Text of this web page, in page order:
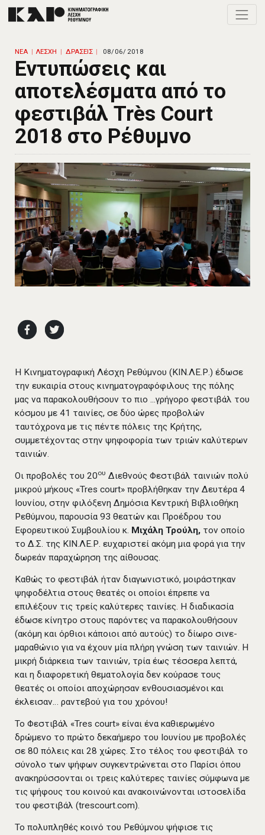
ΝΕΑ ΛΕΣΧΗ ΔΡΑΣΕΙΣ 08/06/2018
Εντυπώσεις και
αποτελέσματα από το
φεστιβάλ Très Court
2018 στο Ρέθυμνο
Η Κινηματογραφική Λέσχη Ρεθύμνου (ΚΙΝ.ΛΕ.Ρ.) έδωσε
την ευκαιρία στους κινηματογραφόφιλους της πόλης
μας να παρακολουθήσουν το πιο ...γρήγορο φεστιβάλ του
κόσμου με 41 ταινίες, σε δύο ώρες προβολών
ταυτόχρονα με τις πέντε πόλεις της Κρήτης,
συμμετέχοντας στην ψηφοφορία των τριών καλύτερων
ταινιών.
Οι προβολές του 20ου Διεθνούς Φεστιβάλ ταινιών πολύ
μικρού μήκους «Tres court» προβλήθηκαν την Δευτέρα 4
Ιουνίου, στην φιλόξενη Δημόσια Κεντρική Βιβλιοθήκη
Ρεθύμνου, παρουσία 93 θεατών και Προέδρου του
Εφορευτικού Συμβουλίου κ. Μιχάλη Τρούλη, τον οποίο
το Δ.Σ. της ΚΙΝ.ΛΕ.Ρ. ευχαριστεί ακόμη μια φορά για την
δωρεάν παραχώρηση της αίθουσας.
Καθώς το φεστιβάλ ήταν διαγωνιστικό, μοιράστηκαν
ψηφοδέλτια στους θεατές οι οποίοι έπρεπε να
επιλέξουν τις τρείς καλύτερες ταινίες. Η διαδικασία
έδωσε κίνητρο στους παρόντες να παρακολουθήσουν
(ακόμη και όρθιοι κάποιοι από αυτούς) το δίωρο σινε-
μαραθώνιο για να έχουν μία πλήρη γνώση των ταινιών. Η
μικρή διάρκεια των ταινιών, τρία έως τέσσερα λεπτά,
και η διαφορετική θεματολογία δεν κούρασε τους
θεατές οι οποίοι αποχώρησαν ενθουσιασμένοι και
έκλεισαν… ραντεβού για του χρόνου!
Το Φεστιβάλ «Tres court» είναι ένα καθιερωμένο
δρώμενο το πρώτο δεκαήμερο του Ιουνίου με προβολές
σε 80 πόλεις και 28 χώρες. Στο τέλος του φεστιβάλ το
σύνολο των ψήφων συγκεντρώνεται στο Παρίσι όπου
ανακηρύσσονται οι τρεις καλύτερες ταινίες σύμφωνα με
τις ψήφους του κοινού και ανακοινώνονται ιστοσελίδα
του φεστιβάλ (trescourt.com).
Το πολυπληθές κοινό του Ρεθύμνου ψήφισε τις